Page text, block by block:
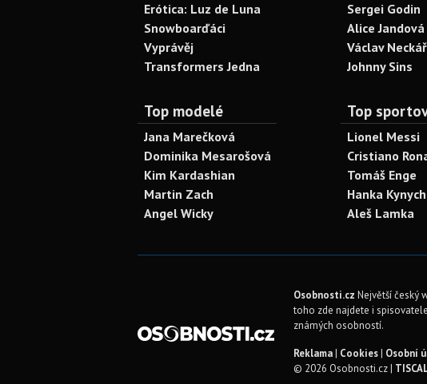
Erótica: Luz de Luna
Snowboarďáci
Vyprávěj
Transformers Jedna
Sergei Godin
Alice Jandová
Václav Neckář
Johnny Sins
Top modelé
Jana Marečková
Dominika Mesarošová
Kim Kardashian
Martin Zach
Angel Wicky
Top
Lionel Messi
Cristiano
Tomáš Enge
Hanka
Aleš Lamka
Osobnosti.cz Největší český
toho zde najdete i
známých osobností.
Reklama| Cookies| Osobní
© 2026 Osobnosti.cz |